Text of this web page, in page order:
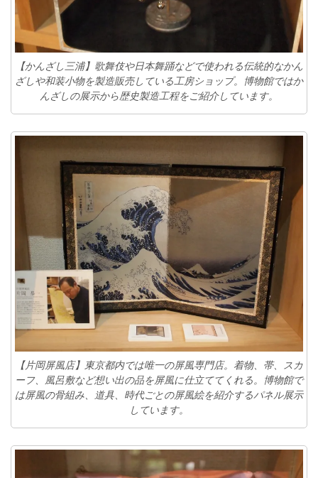
【かんざし三浦】歌舞伎や日本舞踊などで使われる伝統的なかん
ざしや和装小物を製造販売している工房ショップ。博物館ではか
んざしの展示から歴史製造工程をご紹介しています。
【片岡屏風店】東京都内では唯一の屏風専門店。着物、帯、スカ
ーフ、風呂敷など想い出の品を屏風に仕立ててくれる。博物館で
は屏風の骨組み、道具、時代ごとの屏風絵を紹介するパネル展示
しています。